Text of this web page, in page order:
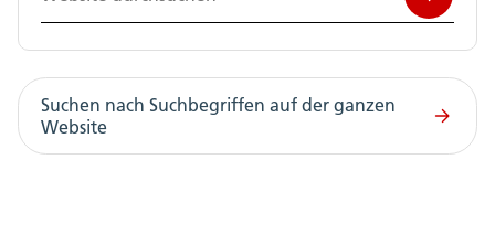
Website durchsuchen
Suchen nach Suchbegriffen auf der ganzen
Website